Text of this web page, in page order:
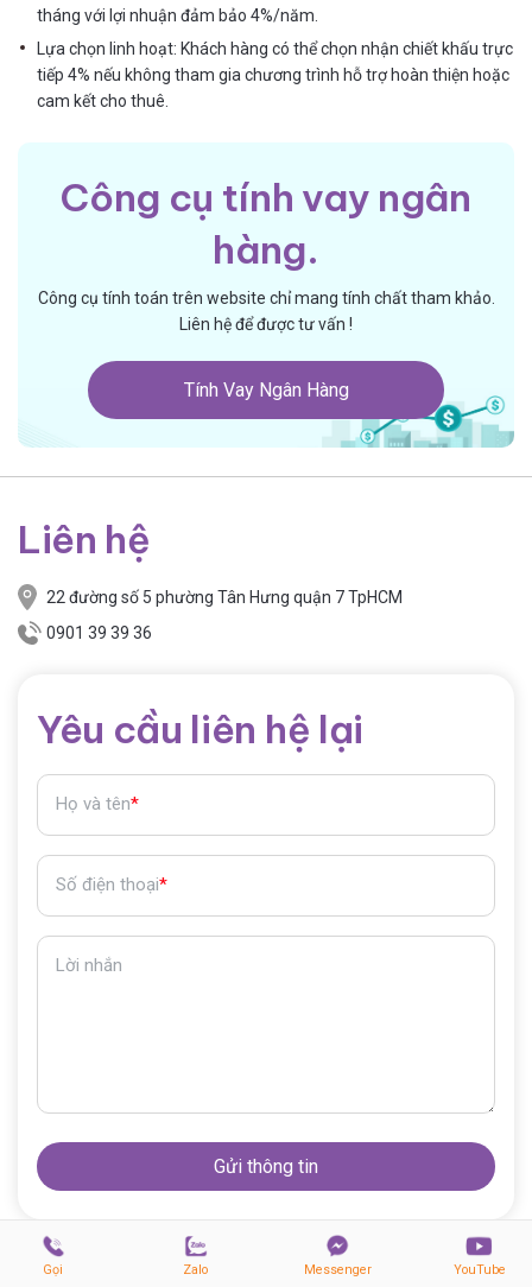
tháng với lợi nhuận đảm bảo 4%/năm.
Lựa chọn linh hoạt: Khách hàng có thể chọn nhận chiết khấu trực
tiếp 4% nếu không tham gia chương trình hỗ trợ hoàn thiện hoặc
cam kết cho thuê.
Công cụ tính vay ngân
hàng.
Công cụ tính toán trên website chỉ mang tính chất tham khảo.
Liên hệ để được tư vấn !
Tính Vay Ngân Hàng
Liên hệ
22 đường số 5 phường Tân Hưng quận 7 TpHCM
0901 39 39 36
Yêu cầu liên hệ lại
Họ và tên*
Số điện thoại*
Lời nhắn
Gửi thông tin
Gọi Zalo Messenger YouTube